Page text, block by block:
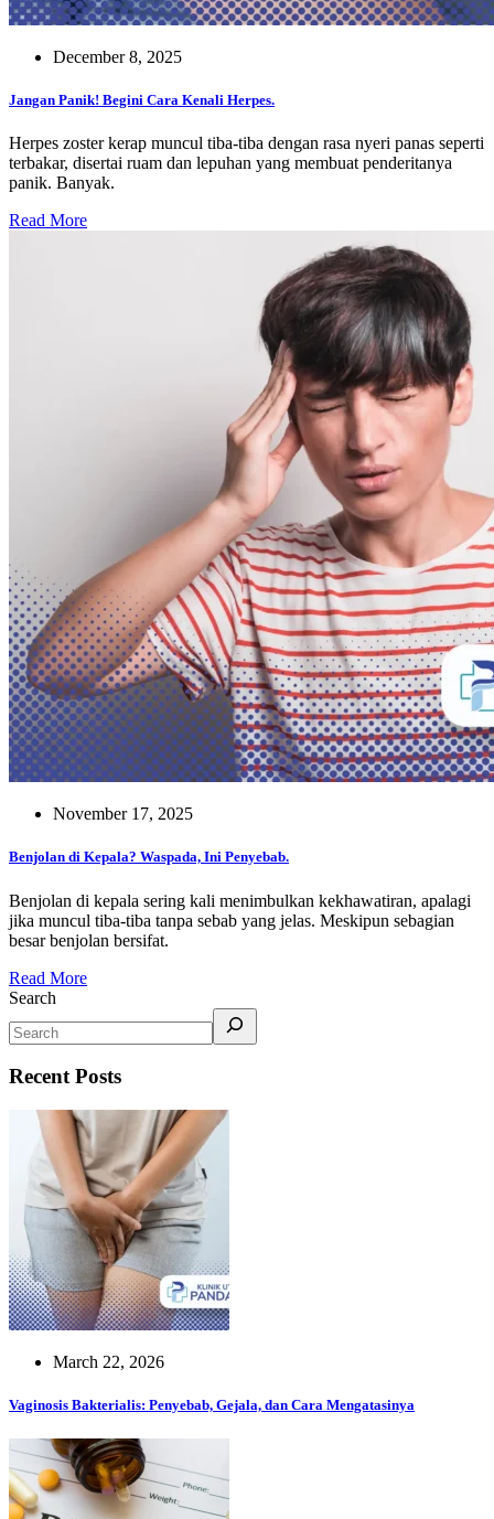
December 8, 2025
Jangan Panik! Begini Cara Kenali Herpes.
Herpes zoster kerap muncul tiba-tiba dengan rasa nyeri panas seperti
terbakar, disertai ruam dan lepuhan yang membuat penderitanya
panik. Banyak.
Read More
November 17, 2025
Benjolan di Kepala? Waspada, Ini Penyebab.
Benjolan di kepala sering kali menimbulkan kekhawatiran, apalagi
jika muncul tiba-tiba tanpa sebab yang jelas. Meskipun sebagian
besar benjolan bersifat.
Read More
Search
Recent Posts
March 22, 2026
Vaginosis Bakterialis: Penyebab, Gejala, dan Cara Mengatasinya